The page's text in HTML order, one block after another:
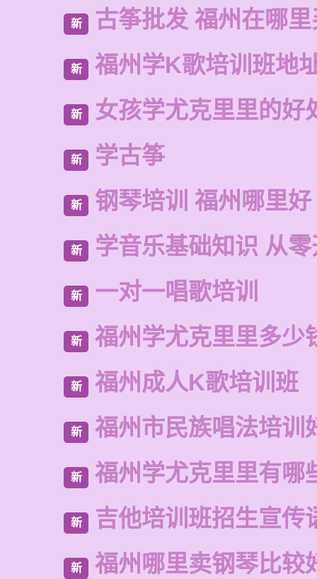
新 古筝批发 福州在哪
新 福州学K歌培训班地
新 女孩学尤克里里的好
新 学古筝
新 钢琴培训 福州哪里好
新 学音乐基础知识 从
新 一对一唱歌培训
新 福州学尤克里里多少
新 福州成人K歌培训班
新 福州市民族唱法培训
新 福州学尤克里里有哪
新 吉他培训班招生宣传
新 福州哪里卖钢琴比较